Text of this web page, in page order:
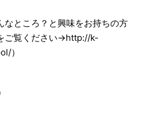
なところ？と興味をお持ちの方
ご覧ください→http://k-
）